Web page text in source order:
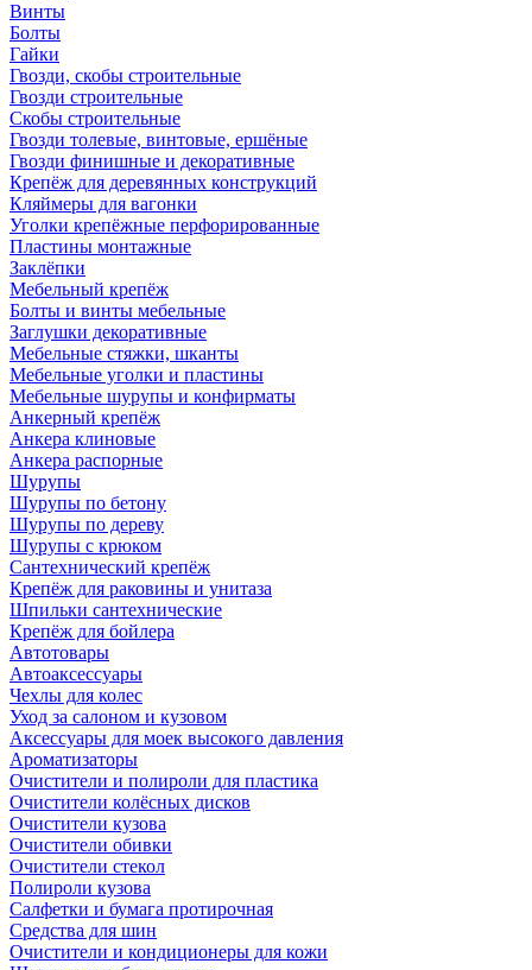
Винты
Болты
Гайки
Гвозди, скобы строительные
Гвозди строительные
Скобы строительные
Гвозди толевые, винтовые, ершёные
Гвозди финишные и декоративные
Крепёж для деревянных конструкций
Кляймеры для вагонки
Уголки крепёжные перфорированные
Пластины монтажные
Заклёпки
Мебельный крепёж
Болты и винты мебельные
Заглушки декоративные
Мебельные стяжки, шканты
Мебельные уголки и пластины
Мебельные шурупы и конфирматы
Анкерный крепёж
Анкера клиновые
Анкера распорные
Шурупы
Шурупы по бетону
Шурупы по дереву
Шурупы с крюком
Сантехнический крепёж
Крепёж для раковины и унитаза
Шпильки сантехнические
Крепёж для бойлера
Автотовары
Автоаксессуары
Чехлы для колес
Уход за салоном и кузовом
Аксессуары для моек высокого давления
Ароматизаторы
Очистители и полироли для пластика
Очистители колёсных дисков
Очистители кузова
Очистители обивки
Очистители стекол
Полироли кузова
Салфетки и бумага протирочная
Средства для шин
Очистители и кондиционеры для кожи